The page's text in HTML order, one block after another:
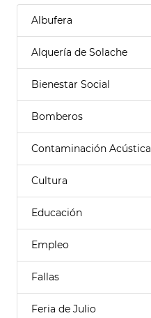
Albufera
Alquería de Solache
Bienestar Social
Bomberos
Contaminación Acústica
Cultura
Educación
Empleo
Fallas
Feria de Julio